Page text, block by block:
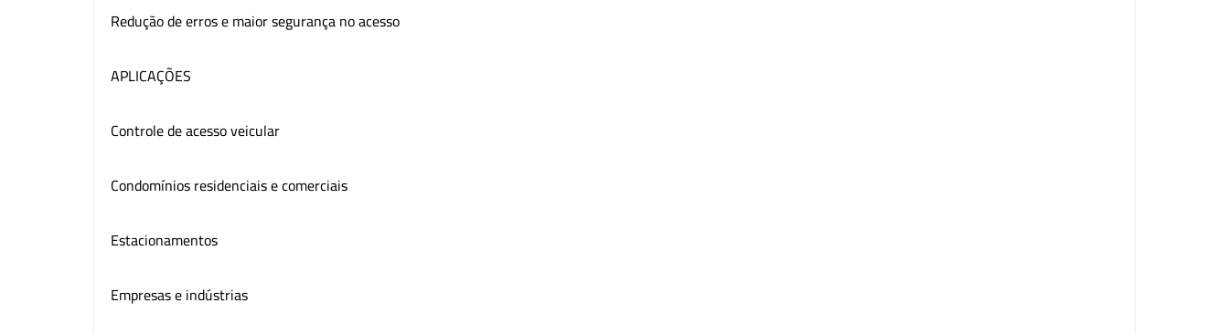
Redução de erros e maior segurança no acesso
APLICAÇÕES
Controle de acesso veicular
Condomínios residenciais e comerciais
Estacionamentos
Empresas e indústrias